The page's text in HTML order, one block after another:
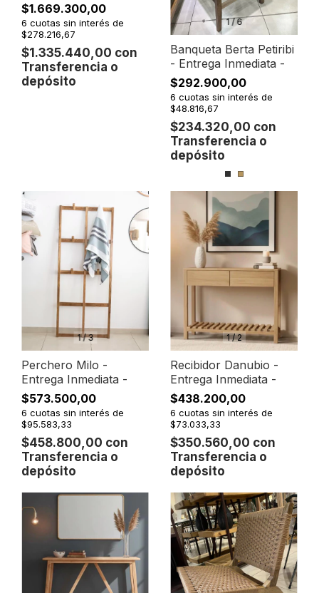
$1.669.300,00
$1.335.440,00 con
Transferencia o
depósito
6 cuotas sin interés de
$278.216,67
1/6
Banqueta Berta Petiribi
- Entrega Inmediata -
$292.900,00
$234.320,00 con
Transferencia o
depósito
6 cuotas sin interés de
$48.816,67
1/3
Perchero Milo -
Entrega Inmediata -
$573.500,00
$458.800,00 con
Transferencia o
depósito
6 cuotas sin interés de
$95.583,33
1/2
Recibidor Danubio -
Entrega Inmediata -
$438.200,00
$350.560,00 con
Transferencia o
depósito
6 cuotas sin interés de
$73.033,33